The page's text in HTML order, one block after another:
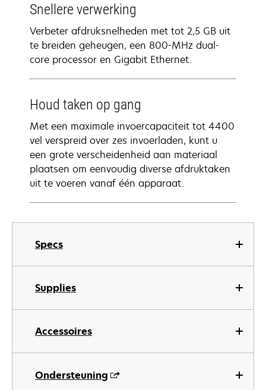
Specs
Supplies
Accessoires
Ondersteuning
Snellere verwerking
Verbeter afdruksnelheden met tot 2,5 GB uit
te breiden geheugen, een 800-MHz dual-
core processor en Gigabit Ethernet.
Houd taken op gang
Met een maximale invoercapaciteit tot 4400
vel verspreid over zes invoerladen, kunt u
een grote verscheidenheid aan materiaal
plaatsen om eenvoudig diverse afdruktaken
uit te voeren vanaf één apparaat.